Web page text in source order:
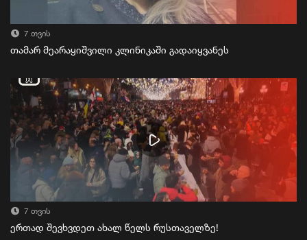
7 თვის
თამარ მეარაყიშვილი კლინიკაში გადაიყვანეს
7 თვის
ერთად შევხვდეთ ახალ წელს რუსთაველზე!